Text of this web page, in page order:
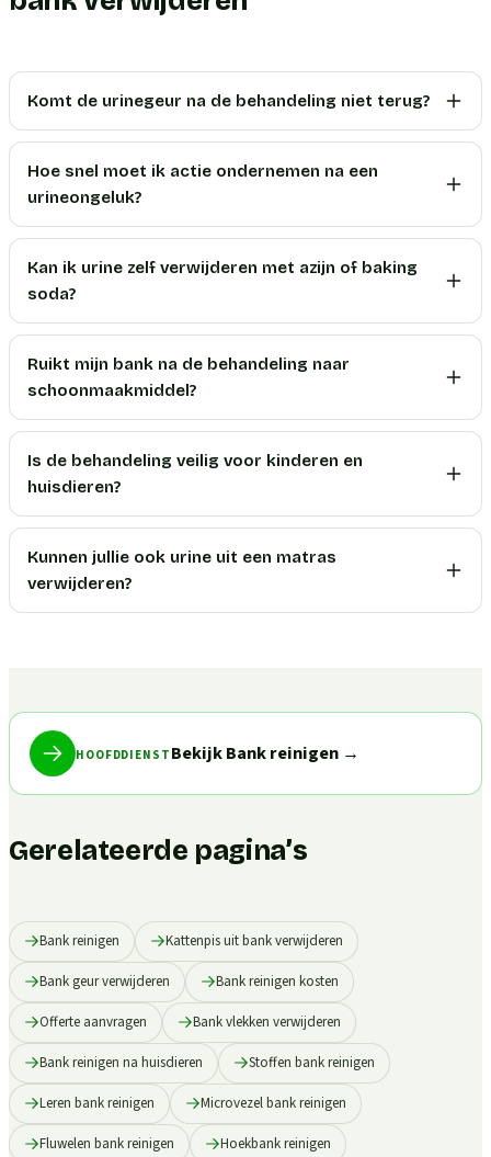
Komt de urinegeur na de behandeling niet terug?
Hoe snel moet ik actie ondernemen na een
urineongeluk?
Kan ik urine zelf verwijderen met azijn of baking
soda?
Ruikt mijn bank na de behandeling naar
schoonmaakmiddel?
Is de behandeling veilig voor kinderen en
huisdieren?
Kunnen jullie ook urine uit een matras
verwijderen?
HOOFDDIENST Bekijk Bank reinigen→
Gerelateerde pagina’s
Bank reinigen Kattenpis uit bank verwijderen
Bank geur verwijderen Bank reinigen kosten
Offerte aanvragen Bank vlekken verwijderen
Bank reinigen na huisdieren Stoffen bank reinigen
Leren bank reinigen Microvezel bank reinigen
Fluwelen bank reinigen Hoekbank reinigen